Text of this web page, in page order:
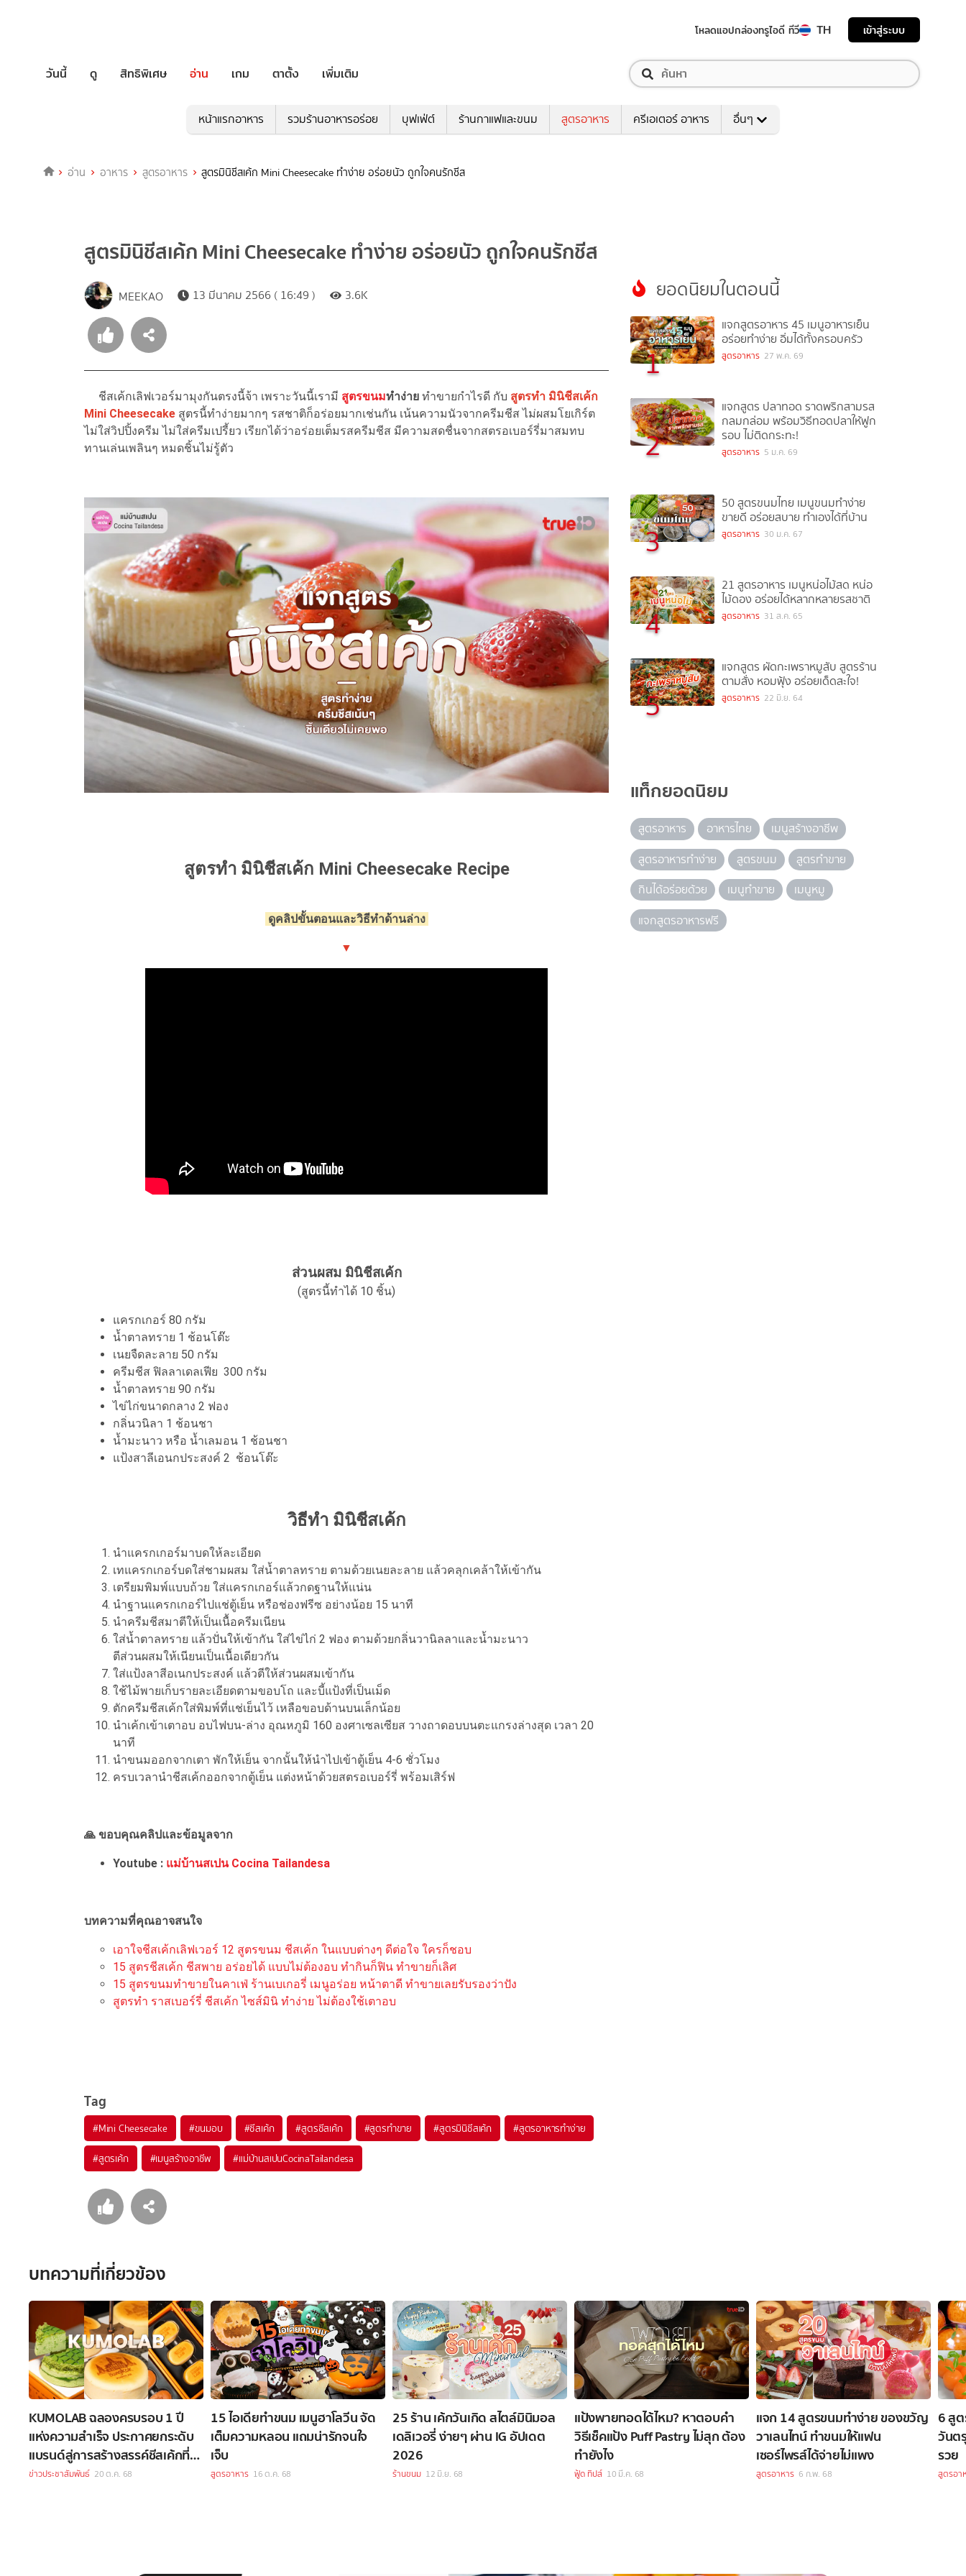
โหลดแอปกล่องทรูไอดี ทีวี TH เข้าสู่ระบบ
วันนี้ ดู สิทธิพิเศษ อ่าน เกม ตาตั้ง เพิ่มเติม
หน้าแรกอาหาร รวมร้านอาหารอร่อย บุฟเฟ่ต์ ร้านกาแฟและขนม สูตรอาหาร ครีเอเตอร์ อาหาร อื่นๆ
อ่าน อาหาร สูตรอาหาร สูตรมินิชีสเค้ก Mini Cheesecake ทำง่าย อร่อยนัว ถูกใจคนรักชีส
สูตรมินิชีสเค้ก Mini Cheesecake ทำง่าย อร่อยนัว ถูกใจคนรักชีส
MEEKAO 13 มีนาคม 2566 ( 16:49 ) 3.6K
ชีสเค้กเลิฟเวอร์มามุงกันตรงนี้จ้า เพราะวันนี้เรามี สูตรขนมทำง่าย ทำขายกำไรดี กับ สูตรทำ มินิชีสเค้ก
Mini Cheesecake สูตรนี้ทำง่ายมากๆ รสชาติก็อร่อยมากเช่นกัน เน้นความนัวจากครีมชีส ไม่ผสมโยเกิร์ต
ไม่ใส่วิปปิ้งครีม ไม่ใส่ครีมเปรี้ยว เรียกได้ว่าอร่อยเต็มรสครีมชีส มีความสดชื่นจากสตรอเบอร์รี่มาสมทบ
ทานเล่นเพลินๆ หมดชิ้นไม่รู้ตัว
สูตรทำ มินิชีสเค้ก Mini Cheesecake Recipe
ดูคลิปขั้นตอนและวิธีทำด้านล่าง
▼
ส่วนผสม มินิชีสเค้ก
(สูตรนี้ทำได้ 10 ชิ้น)
แครกเกอร์ 80 กรัม
น้ำตาลทราย 1 ช้อนโต๊ะ
เนยจืดละลาย 50 กรัม
ครีมชีส ฟิลลาเดลเฟีย 300 กรัม
น้ำตาลทราย 90 กรัม
ไข่ไก่ขนาดกลาง 2 ฟอง
กลิ่นวนิลา 1 ช้อนชา
น้ำมะนาว หรือ น้ำเลมอน 1 ช้อนชา
แป้งสาลีเอนกประสงค์ 2 ช้อนโต๊ะ
วิธีทำ มินิชีสเค้ก
นำแครกเกอร์มาบดให้ละเอียด
เทแครกเกอร์บดใส่ชามผสม ใส่น้ำตาลทราย ตามด้วยเนยละลาย แล้วคลุกเคล้าให้เข้ากัน
เตรียมพิมพ์แบบถ้วย ใส่แครกเกอร์แล้วกดฐานให้แน่น
นำฐานแครกเกอร์ไปแช่ตู้เย็น หรือช่องฟรีซ อย่างน้อย 15 นาที
นำครีมชีสมาตีให้เป็นเนื้อครีมเนียน
ใส่น้ำตาลทราย แล้วปั่นให้เข้ากัน ใส่ไข่ไก่ 2 ฟอง ตามด้วยกลิ่นวานิลลาและน้ำมะนาว
ตีส่วนผสมให้เนียนเป็นเนื้อเดียวกัน
ใส่แป้งลาสีอเนกประสงค์ แล้วตีให้ส่วนผสมเข้ากัน
ใช้ไม้พายเก็บรายละเอียดตามขอบโถ และบี้แป้งที่เป็นเม็ด
ตักครีมชีสเค้กใส่พิมพ์ที่แช่เย็นไว้ เหลือขอบด้านบนเล็กน้อย
นำเค้กเข้าเตาอบ อบไฟบน-ล่าง อุณหภูมิ 160 องศาเซลเซียส วางถาดอบบนตะแกรงล่างสุด เวลา 20
นาที
นำขนมออกจากเตา พักให้เย็น จากนั้นให้นำไปเข้าตู้เย็น 4-6 ชั่วโมง
ครบเวลานำชีสเค้กออกจากตู้เย็น แต่งหน้าด้วยสตรอเบอร์รี่ พร้อมเสิร์ฟ
🙏 ขอบคุณคลิปและข้อมูลจาก
Youtube : แม่บ้านสเปน Cocina Tailandesa
บทความที่คุณอาจสนใจ
เอาใจชีสเค้กเลิฟเวอร์ 12 สูตรขนม ชีสเค้ก ในแบบต่างๆ ดีต่อใจ ใครก็ชอบ
15 สูตรชีสเค้ก ชีสพาย อร่อยได้ แบบไม่ต้องอบ ทำกินก็ฟิน ทำขายก็เลิศ
15 สูตรขนมทำขายในคาเฟ่ ร้านเบเกอรี่ เมนูอร่อย หน้าตาดี ทำขายเลยรับรองว่าปัง
สูตรทำ ราสเบอร์รี่ ชีสเค้ก ไซส์มินิ ทำง่าย ไม่ต้องใช้เตาอบ
Tag
#Mini Cheesecake #ขนมอบ #ชีสเค้ก #สูตรชีสเค้ก #สูตรทำขาย #สูตรมินิชีสเค้ก #สูตรอาหารทำง่าย
#สูตรเค้ก #เมนูสร้างอาชีพ #แม่บ้านสเปนCocinaTailandesa
ยอดนิยมในตอนนี้
1
แจกสูตรอาหาร 45 เมนูอาหารเย็น
อร่อยทำง่าย อิ่มได้ทั้งครอบครัว
สูตรอาหาร 27 พ.ค. 69
2
แจกสูตร ปลาทอด ราดพริกสามรส
กลมกล่อม พร้อมวิธีทอดปลาให้ฟูก
รอบ ไม่ติดกระทะ!
สูตรอาหาร 5 ม.ค. 69
3
50 สูตรขนมไทย เมนูขนมทำง่าย
ขายดี อร่อยสบาย ทำเองได้ที่บ้าน
สูตรอาหาร 30 ม.ค. 67
4
21 สูตรอาหาร เมนูหน่อไม้สด หน่อ
ไม้ดอง อร่อยได้หลากหลายรสชาติ
สูตรอาหาร 31 ส.ค. 65
5
แจกสูตร ผัดกะเพราหมูสับ สูตรร้าน
ตามสั่ง หอมฟุ้ง อร่อยเด็ดสะใจ!
สูตรอาหาร 22 มิ.ย. 64
แท็กยอดนิยม
สูตรอาหาร อาหารไทย
เมนูสร้างอาชีพ
สูตรอาหารทำง่าย
สูตรขนม
สูตรทำขาย
กินได้อร่อยด้วย
เมนูทำขาย
เมนูหมู
แจกสูตรอาหารฟรี
บทความที่เกี่ยวข้อง
KUMOLAB ฉลองครบรอบ 1 ปี
แห่งความสำเร็จ ประกาศยกระดับ
แบรนด์สู่การสร้างสรรค์ชีสเค้กที่
ไม่มีที่สิ้นสุด
ข่าวประชาสัมพันธ์ 20 ต.ค. 68
15 ไอเดียทำขนม เมนูฮาโลวีน จัด
เต็มความหลอน แถมน่ารักจนใจ
เจ็บ
สูตรอาหาร 16 ต.ค. 68
25 ร้าน เค้กวันเกิด สไตล์มินิมอล
เดลิเวอรี่ ง่ายๆ ผ่าน IG อัปเดต
2026
ร้านขนม 12 มิ.ย. 68
แป้งพายทอดได้ไหม? หาตอบคำ
วิธีเช็คแป้ง Puff Pastry ไม่สุก ต้อง
ทำยังไง
ฟู้ด ทิปส์ 10 มี.ค. 68
แจก 14 สูตรขนมทำง่าย ของขวัญ
วาเลนไทน์ ทำขนมให้แฟน
เซอร์ไพรส์ได้จ่ายไม่แพง
สูตรอาหาร 6 ก.พ. 68
6 สู
วันต
รวย
สูตรอา